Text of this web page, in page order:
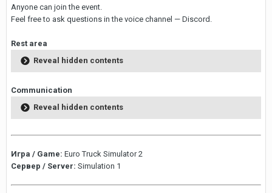
Anyone can join the event.
Feel free to ask questions in the voice channel — Discord.
Rest area
Reveal hidden contents
Communication
Reveal hidden contents
Игра / Game: Euro Truck Simulator 2
Сервер / Server: Simulation 1